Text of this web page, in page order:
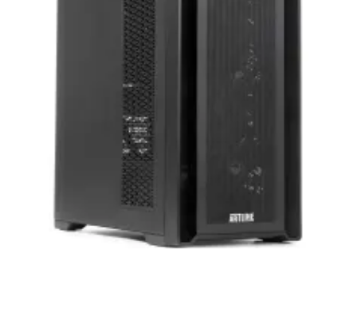
нашей продукции. Мы уверены, что
приобретенная вами техника будет служить
вам долгие годы при соблюдении правил
эксплуатации и хранения.
Artline комп'ютери